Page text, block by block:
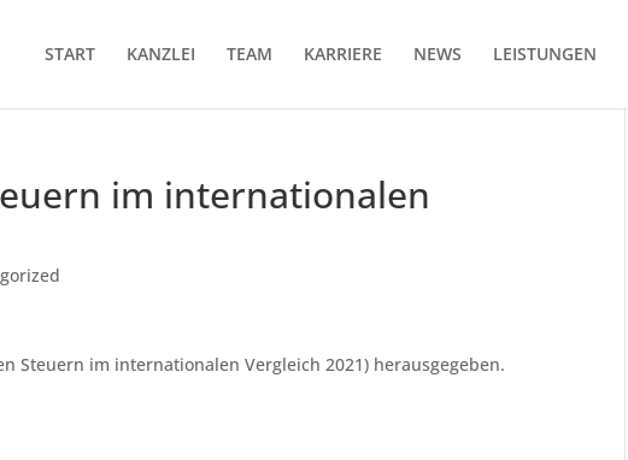
START KANZLEI TEAM KARRIERE NEWS LEISTUNGEN
im internationalen
Steuern im internationalen Vergleich 2021) herausgegeben.